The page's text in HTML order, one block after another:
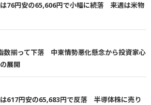
は76円安の65,606円で小幅に続落 来週は米物
数揃って下落 中東情勢悪化懸念から投資家心
展開
は617円安の65,683円で反落 半導体株に売り